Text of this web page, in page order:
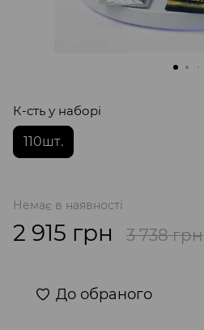
К-сть у наборі
110шт.
Немає в наявності
2 915 грн 3 738 грн
До обраного